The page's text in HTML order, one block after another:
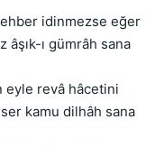
idinmezse eğer
âşık-ı gümrâh sana
eyle revâ hâcetini
kamu dilhâh sana